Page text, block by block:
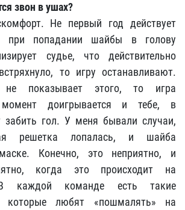
звон в ушах?
Не первый год действует
при попадании шайбы в голову
судье, что действительно
то игру останавливают.
не показывает этого, то игра
момент доигрывается и тебе, в
забить гол. У меня бывали случаи,
решетка лопалась, и шайба
Конечно, это неприятно, и
когда это происходит на
В каждой команде есть такие
которые любят «пошмалять» на